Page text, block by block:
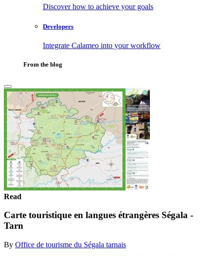
Discover how to achieve your goals
Developers
Integrate Calameo into your workflow
From the blog
Read
Carte touristique en langues étrangères Ségala -
Tarn
By Office de tourisme du Ségala tarnais